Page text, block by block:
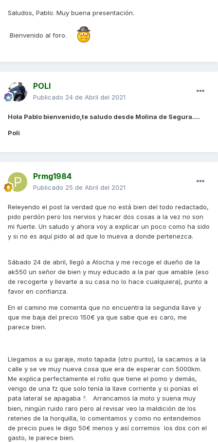
Saludos, Pablo. Muy buena presentación.
Bienvenido al foro.
POLI
Publicado 24 de Abril del 2021
Hola Pablo bienvenido,te saludo desde Molina de Segura....
Poli
Prmg1984
Publicado 25 de Abril del 2021
Releyendo el post la verdad que no está bien del todo redactado,
pido perdón pero los nervios y hacer dos cosas a la vez no son
mi fuerte. Un saludo y ahora voy a explicar un poco como ha sido
y si no es aquí pido al ad que lo mueva a donde pertenezca.
Sábado 24 de abril, llegó a Atocha y me recoge el dueño de la
ak550 un señor de bien y muy educado a la par que amable (eso
de recogerte y llevarte a su casa no lo hace cualquiera), punto a
favor en confianza.
En el camino me comenta que no encuentra la segunda llave y
que me baja del precio 150€ ya que sabe que es caro, me
parece bien.
Llegamos a su garaje, moto tapada (otro punto), la sacamos a la
calle y se ve muy nueva cosa que era de esperar con 5000km.
Me explica perfectamente el rollo que tiene el pomo y demás,
vengo de una fz que solo tenía la llave corriente y si ponías el
pata lateral se apagaba ?. Arrancamos la moto y suena muy
bien, ningún ruido raro pero al revisar veo la maldición de los
retenes de la horquilla, lo comentamos y como no entendemos
de precio pues le digo 50€ menos y así corremos los dos con el
gasto, le parece bien.